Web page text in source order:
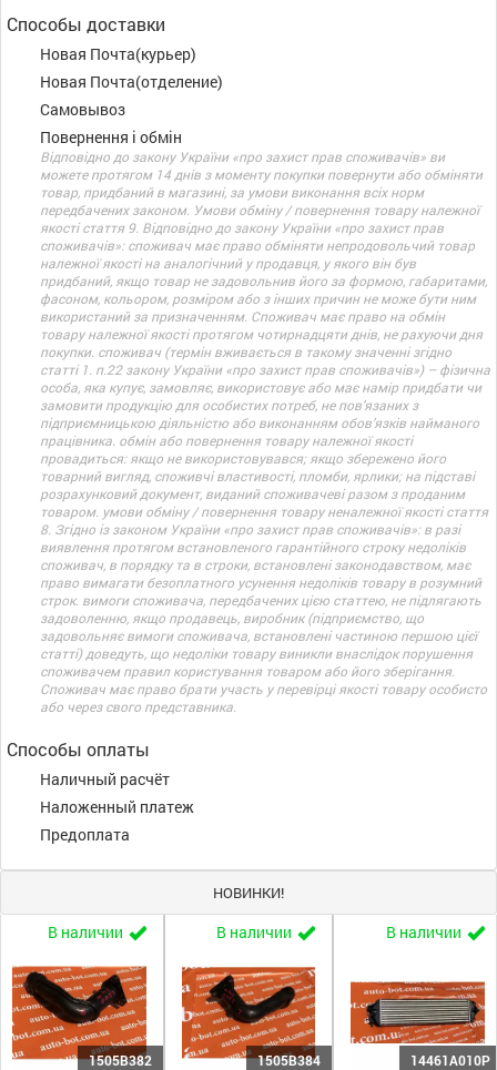
Способы доставки
Новая Почта(курьер)
Новая Почта(отделение)
Самовывоз
Повернення і обмін
Відповідно до закону України «про захист прав споживачів» ви
можете протягом 14 днів з моменту покупки повернути або обміняти
товар, придбаний в магазині, за умови виконання всіх норм
передбачених законом. Умови обміну / повернення товару належної
якості стаття 9. Відповідно до закону України «про захист прав
споживачів»: споживач має право обміняти непродовольчий товар
належної якості на аналогічний у продавця, у якого він був
придбаний, якщо товар не задовольнив його за формою, габаритами,
фасоном, кольором, розміром або з інших причин не може бути ним
використаний за призначенням. Споживач має право на обмін
товару належної якості протягом чотирнадцяти днів, не рахуючи дня
покупки. споживач (термін вживається в такому значенні згідно
статті 1. п.22 закону України «про захист прав споживачів») – фізична
особа, яка купує, замовляє, використовує або має намір придбати чи
замовити продукцію для особистих потреб, не пов’язаних з
підприємницькою діяльністю або виконанням обов’язків найманого
працівника. обмін або повернення товару належної якості
провадиться: якщо не використовувався; якщо збережено його
товарний вигляд, споживчі властивості, пломби, ярлики; на підставі
розрахунковий документ, виданий споживачеві разом з проданим
товаром. умови обміну / повернення товару неналежної якості стаття
8. Згідно із законом України «про захист прав споживачів»: в разі
виявлення протягом встановленого гарантійного строку недоліків
споживач, в порядку та в строки, встановлені законодавством, має
право вимагати безоплатного усунення недоліків товару в розумний
строк. вимоги споживача, передбачених цією статтею, не підлягають
задоволенню, якщо продавець, виробник (підприємство, що
задовольняє вимоги споживача, встановлені частиною першою цієї
статті) доведуть, що недоліки товару виникли внаслідок порушення
споживачем правил користування товаром або його зберігання.
Споживач має право брати участь у перевірці якості товару особисто
або через свого представника.
Способы оплаты
Наличный расчёт
Наложенный платеж
Предоплата
НОВИНКИ!
В наличии
1505B382
В наличии
1505B384
В наличии
14461A010P